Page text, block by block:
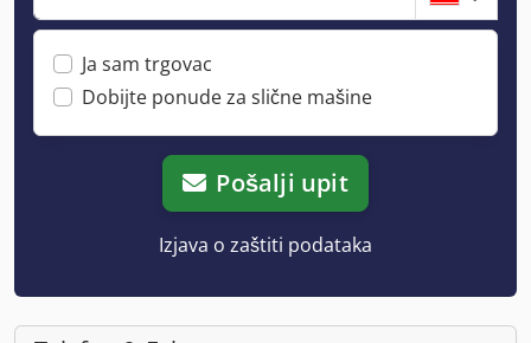
Ja sam trgovac
Dobijte ponude za slične mašine
Pošalji upit
Izjava o zaštiti podataka